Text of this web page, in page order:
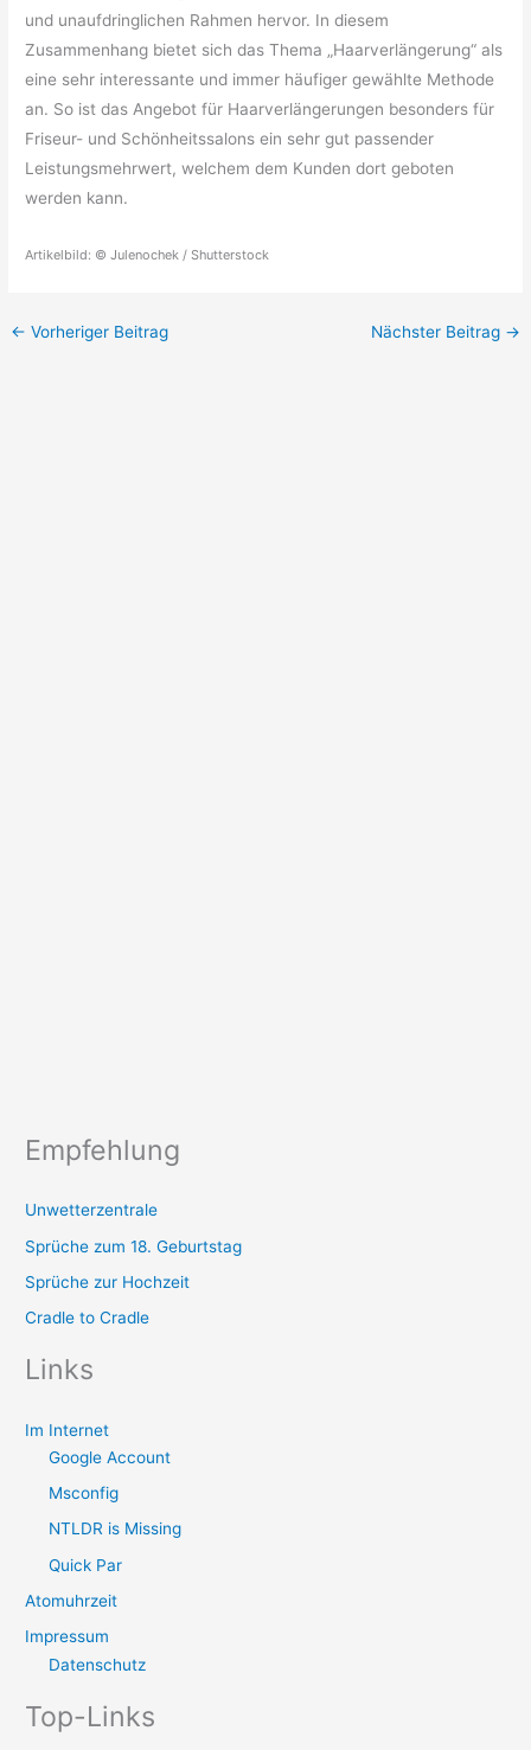
und unaufdringlichen Rahmen hervor. In diesem
Zusammenhang bietet sich das Thema „Haarverlängerung“ als
eine sehr interessante und immer häufiger gewählte Methode
an. So ist das Angebot für Haarverlängerungen besonders für
Friseur- und Schönheitssalons ein sehr gut passender
Leistungsmehrwert, welchem dem Kunden dort geboten
werden kann.
Artikelbild: © Julenochek / Shutterstock
← Vorheriger Beitrag Nächster Beitrag →
Empfehlung
Unwetterzentrale
Sprüche zum 18. Geburtstag
Sprüche zur Hochzeit
Cradle to Cradle
Links
Im Internet
Google Account
Msconfig
NTLDR is Missing
Quick Par
Atomuhrzeit
Impressum
Datenschutz
Top-Links